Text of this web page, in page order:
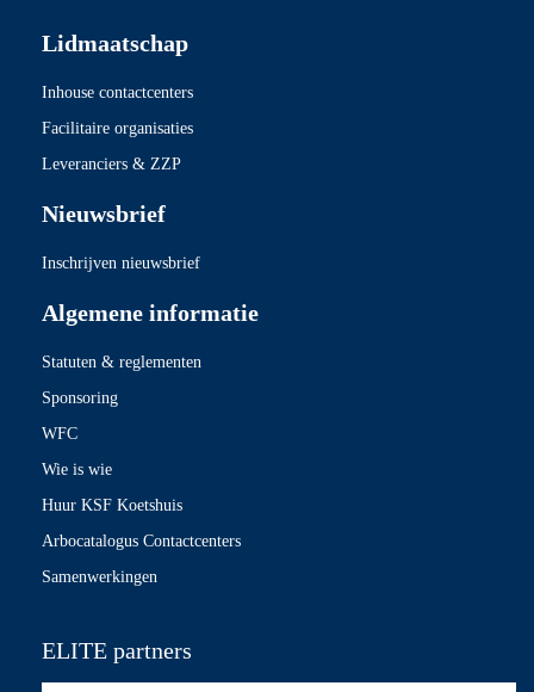
Lidmaatschap
Inhouse contactcenters
Facilitaire organisaties
Leveranciers & ZZP
Nieuwsbrief
Inschrijven nieuwsbrief
Algemene informatie
Statuten & reglementen
Sponsoring
WFC
Wie is wie
Huur KSF Koetshuis
Arbocatalogus Contactcenters
Samenwerkingen
ELITE partners